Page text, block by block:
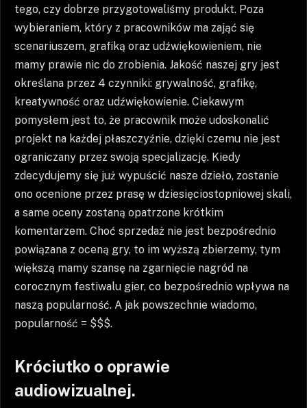
tego, czy dobrze przygotowaliśmy produkt. Poza
wybieraniem, który z pracowników ma zająć się
scenariuszem, grafiką oraz udźwiękowieniem, nie
mamy prawie nic do zrobienia. Jakość naszej gry jest
określana przez 4 czynniki: grywalność, grafikę,
kreatywność oraz udźwiękowienie. Ciekawym
pomysłem jest to, że pracownik może udoskonalić
projekt na każdej płaszczyźnie, dzięki czemu nie jest
ograniczany przez swoją specjalizację. Kiedy
zdecydujemy się już wypuścić nasze dzieło, zostanie
ono ocenione przez prasę w dziesięciostopniowej skali,
a same oceny zostaną opatrzone krótkim
komentarzem. Choć sprzedaż nie jest bezpośrednio
powiązana z oceną gry, to im wyższą zbierzemy, tym
większą mamy szansę na zgarnięcie nagród na
corocznym festiwalu gier, co bezpośrednio wpływa na
naszą popularność. A jak powszechnie wiadomo,
popularność = $$$.
Króciutko o oprawie
audiowizualnej.